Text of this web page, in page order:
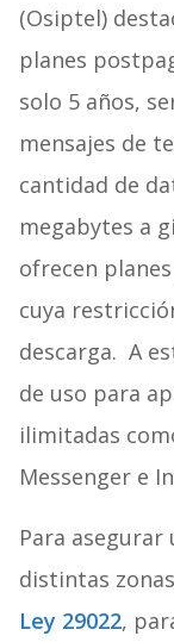
(Osiptel)
planes
solo 5 años,
mensajes de
cantidad de
megabytes a
ofrecen
cuya
descarga. A
de uso para
ilimitadas
Messenger e
Para
distintas
Ley 29022,